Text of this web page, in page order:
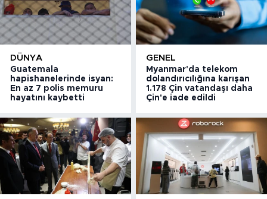
DÜNYA
Guatemala
hapishanelerinde isyan:
En az 7 polis memuru
hayatını kaybetti
GENEL
Myanmar'da telekom
dolandırıcılığına karışan
1.178 Çin vatandaşı daha
Çin'e iade edildi